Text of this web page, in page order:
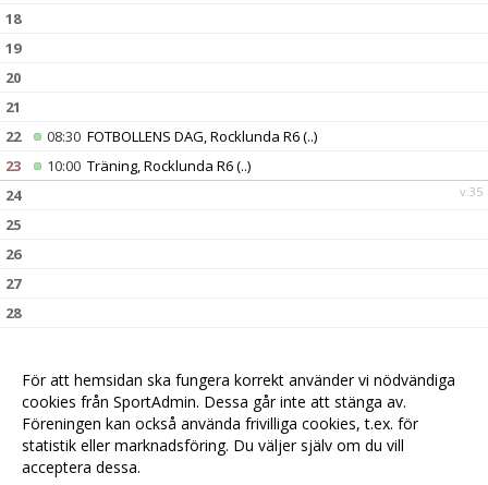
18
19
20
21
22
08:30 FOTBOLLENS DAG, Rocklunda R6(..)
23
10:00 Träning, Rocklunda R6(..)
v.35
24
25
26
27
28
10:00 Träning, Rocklunda R6
För att hemsidan ska fungera korrekt använder vi nödvändiga
cookies från SportAdmin. Dessa går inte att stänga av.
Föreningen kan också använda frivilliga cookies, t.ex. för
statistik eller marknadsföring. Du väljer själv om du vill
acceptera dessa.